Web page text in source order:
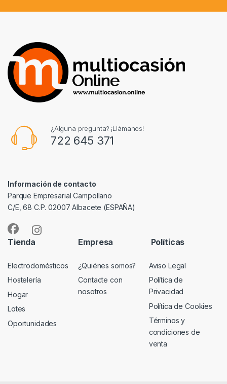
¿Alguna pregunta? ¡Llámanos!
722 645 371
Información de contacto
Parque Empresarial Campollano
C/E, 68 C.P. 02007 Albacete (ESPAÑA)
Tienda
Electrodomésticos
Hostelería
Hogar
Lotes
Oportunidades
Empresa
¿Quiénes somos?
Contacte con
nosotros
Políticas
Aviso Legal
Política de
Privacidad
Política de Cookies
Términos y
condiciones de
venta